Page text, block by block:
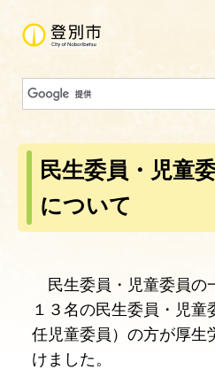
民生委員・児童
について
民生委員・児童委員の
１３名の民生委員・児
任児童委員）の方が厚生
けました。